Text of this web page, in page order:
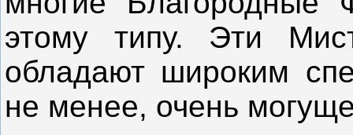
этому типу. Эти
обладают широким
не менее, очень